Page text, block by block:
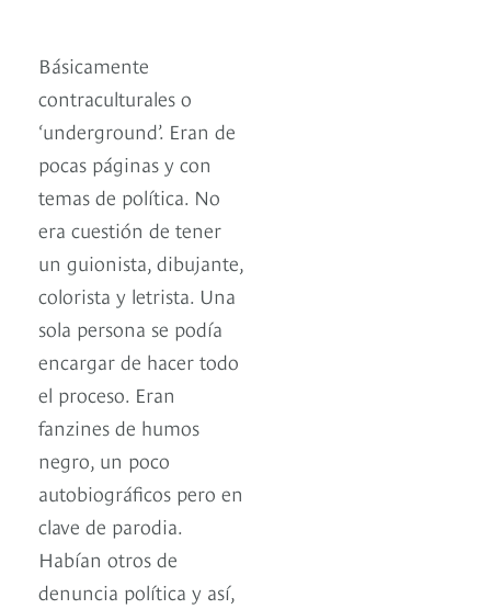
Básicamente
contraculturales o
‘underground’. Eran de
pocas páginas y con
temas de política. No
era cuestión de tener
un guionista, dibujante,
colorista y letrista. Una
sola persona se podía
encargar de hacer todo
el proceso. Eran
fanzines de humos
negro, un poco
autobiográficos pero en
clave de parodia.
Habían otros de
denuncia política y así,